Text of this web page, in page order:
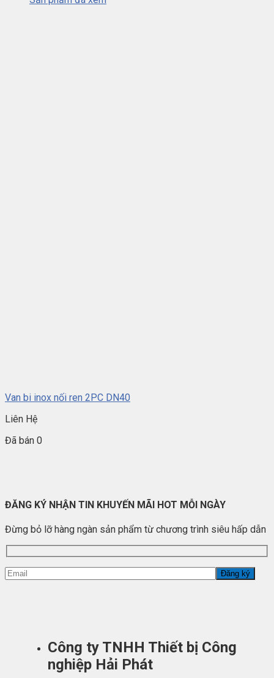
Van bi inox nối ren 2PC DN40
Liên Hệ
Đã bán 0
ĐĂNG KÝ NHẬN TIN KHUYẾN MÃI HOT MỖI NGÀY
Đừng bỏ lỡ hàng ngàn sản phẩm từ chương trình siêu hấp dẫn
Công ty TNHH Thiết bị Công
nghiệp Hải Phát